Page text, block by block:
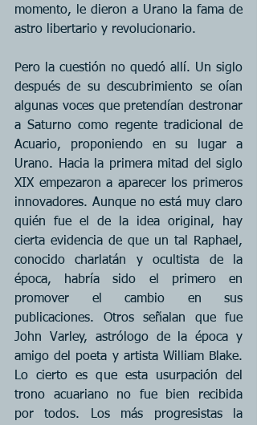
momento, le dieron a Urano la fama de
astro libertario y revolucionario.
Pero la cuestión no quedó allí. Un siglo
después de su descubrimiento se oían
algunas voces que pretendían destronar
a Saturno como regente tradicional de
Acuario, proponiendo en su lugar a
Urano. Hacia la primera mitad del siglo
XIX empezaron a aparecer los primeros
innovadores. Aunque no está muy claro
quién fue el de la idea original, hay
cierta evidencia de que un tal Raphael,
conocido charlatán y ocultista de la
época, habría sido el primero en
promover el cambio en sus
publicaciones. Otros señalan que fue
John Varley, astrólogo de la época y
amigo del poeta y artista William Blake.
Lo cierto es que esta usurpación del
trono acuariano no fue bien recibida
por todos. Los más progresistas la